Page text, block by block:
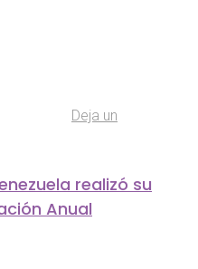
Deja un
realizó su
Anual